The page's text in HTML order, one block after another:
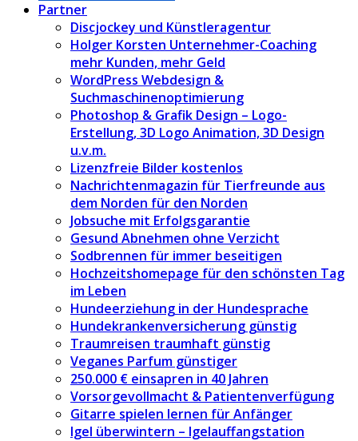
Partner
Discjockey und Künstleragentur
Holger Korsten Unternehmer-Coaching
mehr Kunden, mehr Geld
WordPress Webdesign &
Suchmaschinenoptimierung
Photoshop & Grafik Design – Logo-
Erstellung, 3D Logo Animation, 3D Design
u.v.m.
Lizenzfreie Bilder kostenlos
Nachrichtenmagazin für Tierfreunde aus
dem Norden für den Norden
Jobsuche mit Erfolgsgarantie
Gesund Abnehmen ohne Verzicht
Sodbrennen für immer beseitigen
Hochzeitshomepage für den schönsten Tag
im Leben
Hundeerziehung in der Hundesprache
Hundekrankenversicherung günstig
Traumreisen traumhaft günstig
Veganes Parfum günstiger
250.000 € einsapren in 40 Jahren
Vorsorgevollmacht & Patientenverfügung
Gitarre spielen lernen für Anfänger
Igel überwintern – Igelauffangstation